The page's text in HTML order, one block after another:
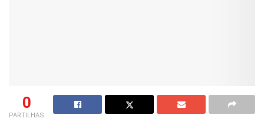
0
PARTILHAS